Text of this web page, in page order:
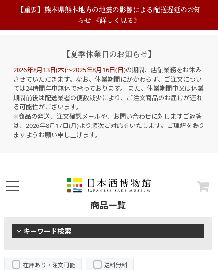
【重要】熊本県熊本地方の地震の影響による配送遅延のお知
らせ 《詳しく見る》
【夏季休業日のお知らせ】
2026年8月13日(木)～2025年8月16日(日)の期間、店舗業務をお休み
させていただきます。なお、休業期間にかかわらず、ご注文につい
ては24時間年中無休で承っております。 また、休業期間中又は休業
期間前後は配送業者の便数減少により、ご注文商品のお届けが遅れ
る可能性がございます。
※商品の発送、注文確認メールや、お問い合わせに対しますご返答
は、2026年8月17日(月)より順次ご対応をいたします。ご理解を賜り
ますようお願い申し上げます。
商品一覧
キーワード検索
在庫あり・注文可能 送料無料